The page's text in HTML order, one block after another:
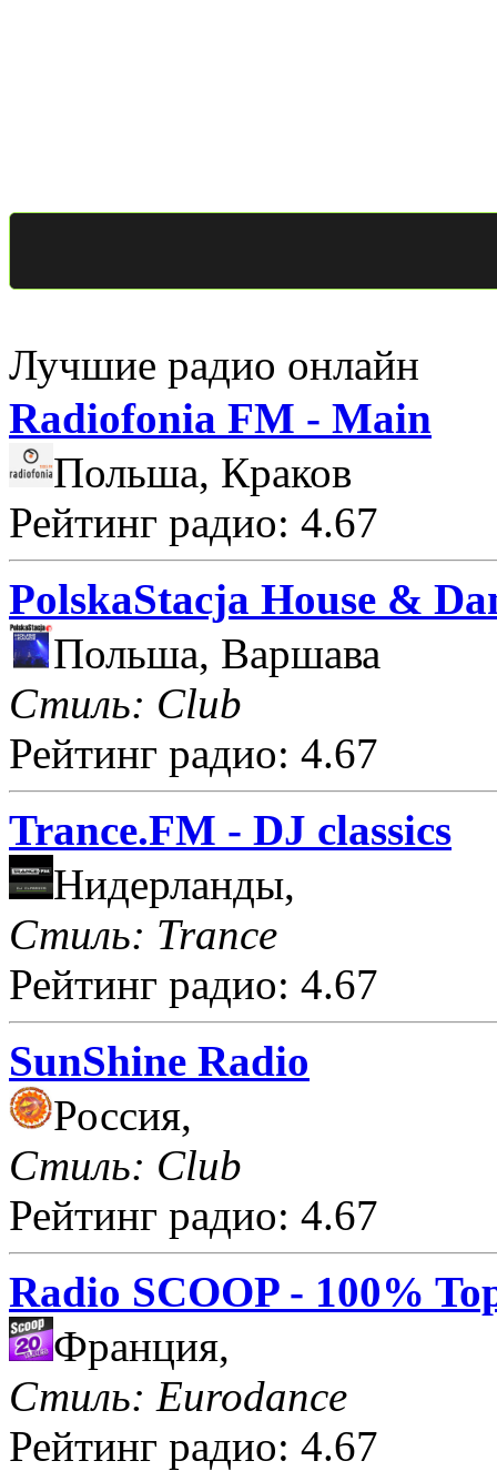
Лучшие радио онлайн
Radiofonia FM - Main
Польша, Краков
Рейтинг радио: 4.67
PolskaStacja House &
Польша, Варшава
Стиль: Club
Рейтинг радио: 4.67
Trance.FM - DJ classics
Нидерланды,
Стиль: Trance
Рейтинг радио: 4.67
SunShine Radio
Россия,
Стиль: Club
Рейтинг радио: 4.67
Radio SCOOP - 100%
Франция,
Стиль: Eurodance
Рейтинг радио: 4.67